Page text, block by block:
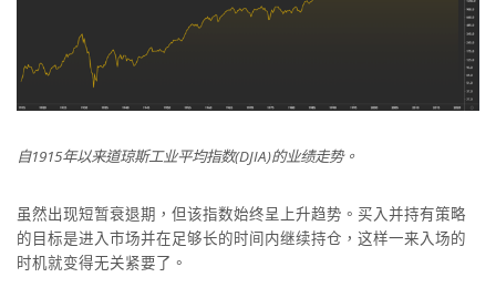
自1915年以来道琼斯工业平均指数(DJIA)的业绩走势。
虽然出现短暂衰退期，但该指数始终呈上升趋势。买入并持有策略
的目标是进入市场并在足够长的时间内继续持仓，这样一来入场的
时机就变得无关紧要了。